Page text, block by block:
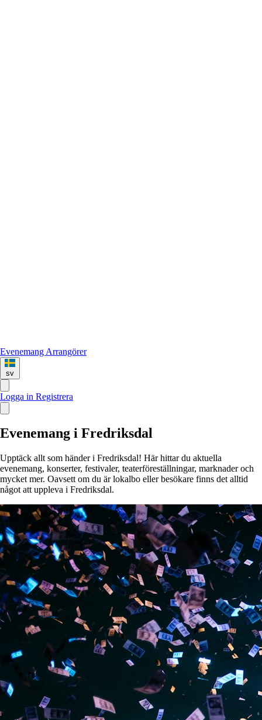
Evenemang Arrangörer
sv
Logga in Registrera
Evenemang i Fredriksdal
Upptäck allt som händer i Fredriksdal! Här hittar du aktuella
evenemang, konserter, festivaler, teaterföreställningar, marknader och
mycket mer. Oavsett om du är lokalbo eller besökare finns det alltid
något att uppleva i Fredriksdal.